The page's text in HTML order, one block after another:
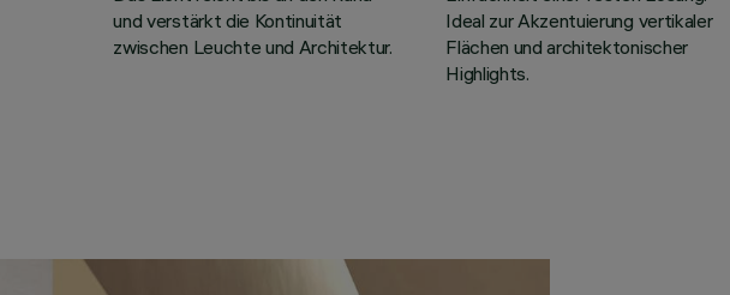
und verstärkt die Kontinuität
zwischen Leuchte und Architektur.
Ideal zur Akzentuierung vertikaler
Flächen und architektonischer
Highlights.